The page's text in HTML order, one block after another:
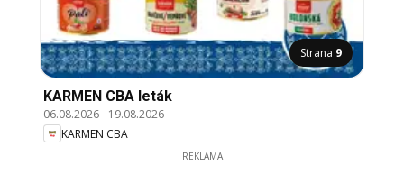
Strana 9
KARMEN CBA leták
06.08.2026- 19.08.2026
KARMEN CBA
REKLAMA